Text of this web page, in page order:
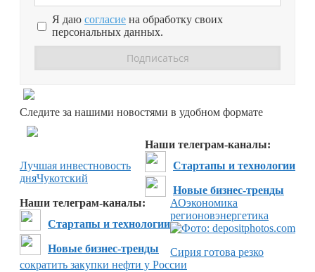
Я даю согласие на обработку своих
персональных данных.
Следите за нашими новостями в удобном формате
Наши телеграм-каналы:
Стартапы и технологии
Новые бизнес-тренды
Наши телеграм-каналы:
Стартапы и технологии
Новые бизнес-тренды
Лучшая инвестновость
дняЧукотский
АОэкономика
регионовэнергетика
Сирия готова резко
сократить закупки нефти у России